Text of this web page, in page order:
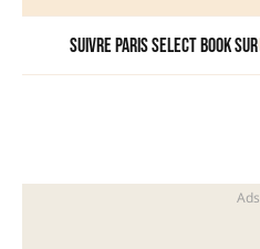
Suivre Paris Select Book sur